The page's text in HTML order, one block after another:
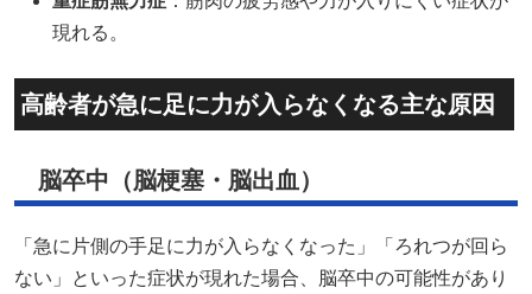
現れる。
高齢者が急に足に力が入らなくなる主な原因
脳卒中（脳梗塞・脳出血）
「急に片側の手足に力が入らなくなった」「ろれつが回ら
ない」といった症状が現れた場合、脳卒中の可能性があり